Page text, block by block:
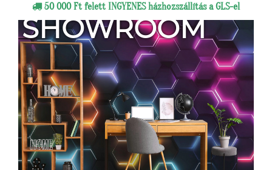
50 000 Ft felett INGYENES házhozszállítás a GLS-el
SHOWROOM